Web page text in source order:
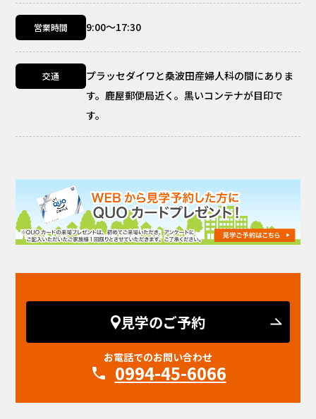
営業時間 9:00～17:30
交通
プラッセダイワと桑波田産婦人科の間にありま
す。鹿屋郵便局近く。黒いコンテナが目印で
す。
見学のご予約
お電話でのお問い合わせ
0994-45-6066